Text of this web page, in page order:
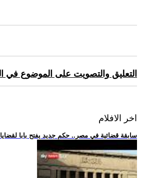
التعليق والتصويت على الموضوع في
اخر الافلام
.. سابقة قضائية في مصر.. حكم جديد يفتح بابا